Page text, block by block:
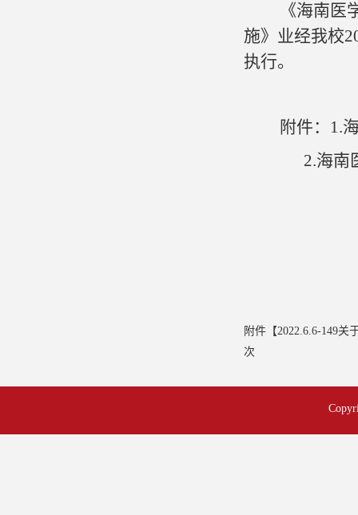
《海南医
施》业经我校
执行。
附件： 1.
2.海南
附件【2022.6.6-149关
次